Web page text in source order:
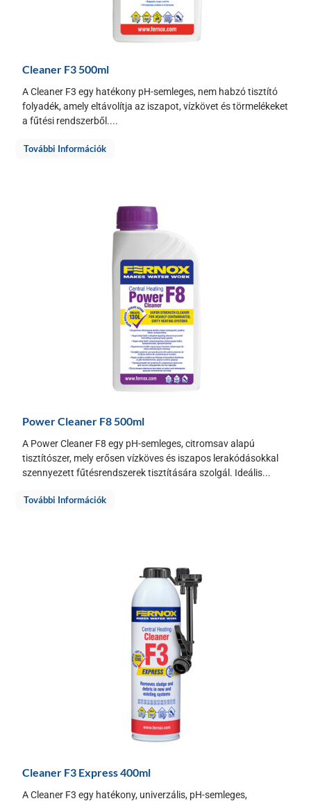
Cleaner F3 500ml
A Cleaner F3 egy hatékony pH-semleges, nem habzó tisztító
folyadék, amely eltávolítja az iszapot, vízkövet és törmelékeket
a fűtési rendszerből....
További Információk
Power Cleaner F8 500ml
A Power Cleaner F8 egy pH-semleges, citromsav alapú
tisztítószer, mely erősen vízköves és iszapos lerakódásokkal
szennyezett fűtésrendszerek tisztítására szolgál. Ideális...
További Információk
Cleaner F3 Express 400ml
A Cleaner F3 egy hatékony, univerzális, pH-semleges,